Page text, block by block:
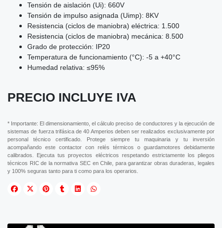
Tensión de aislación (Ui): 660V
Tensión de impulso asignada (Uimp): 8KV
Resistencia (ciclos de maniobra) eléctrica: 1.500
Resistencia (ciclos de maniobra) mecánica: 8.500
Grado de protección: IP20
Temperatura de funcionamiento (°C): -5 a +40°C
Humedad relativa: ≤95%
PRECIO INCLUYE IVA
* Importante: El dimensionamiento, el cálculo preciso de conductores y la ejecución de
sistemas de fuerza trifásica de 40 Amperios deben ser realizados exclusivamente por
personal técnico certificado. Protege siempre tu maquinaria y tu inversión
acompañando este contactor con relés térmicos o guardamotores debidamente
calibrados. Ejecuta tus proyectos eléctricos respetando estrictamente los pliegos
técnicos RIC de la normativa SEC en Chile, para garantizar obras duraderas, legales
y 100% seguras tanto para ti como para los operarios.